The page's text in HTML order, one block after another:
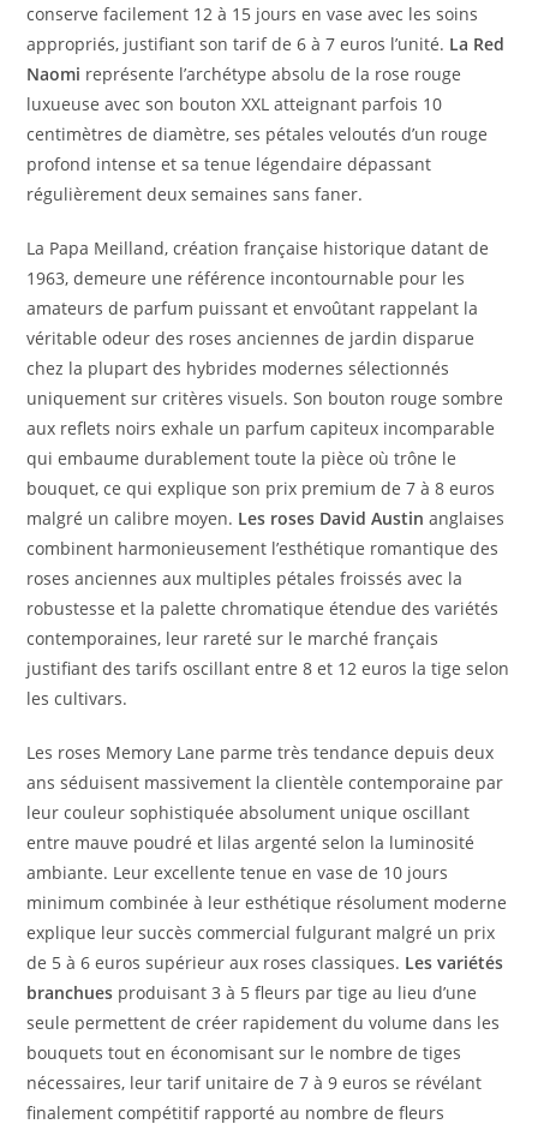
conserve facilement 12 à 15 jours en vase avec les soins
appropriés, justifiant son tarif de 6 à 7 euros l’unité. La Red
Naomi représente l’archétype absolu de la rose rouge
luxueuse avec son bouton XXL atteignant parfois 10
centimètres de diamètre, ses pétales veloutés d’un rouge
profond intense et sa tenue légendaire dépassant
régulièrement deux semaines sans faner.
La Papa Meilland, création française historique datant de
1963, demeure une référence incontournable pour les
amateurs de parfum puissant et envoûtant rappelant la
véritable odeur des roses anciennes de jardin disparue
chez la plupart des hybrides modernes sélectionnés
uniquement sur critères visuels. Son bouton rouge sombre
aux reflets noirs exhale un parfum capiteux incomparable
qui embaume durablement toute la pièce où trône le
bouquet, ce qui explique son prix premium de 7 à 8 euros
malgré un calibre moyen. Les roses David Austin anglaises
combinent harmonieusement l’esthétique romantique des
roses anciennes aux multiples pétales froissés avec la
robustesse et la palette chromatique étendue des variétés
contemporaines, leur rareté sur le marché français
justifiant des tarifs oscillant entre 8 et 12 euros la tige selon
les cultivars.
Les roses Memory Lane parme très tendance depuis deux
ans séduisent massivement la clientèle contemporaine par
leur couleur sophistiquée absolument unique oscillant
entre mauve poudré et lilas argenté selon la luminosité
ambiante. Leur excellente tenue en vase de 10 jours
minimum combinée à leur esthétique résolument moderne
explique leur succès commercial fulgurant malgré un prix
de 5 à 6 euros supérieur aux roses classiques. Les variétés
branchues produisant 3 à 5 fleurs par tige au lieu d’une
seule permettent de créer rapidement du volume dans les
bouquets tout en économisant sur le nombre de tiges
nécessaires, leur tarif unitaire de 7 à 9 euros se révélant
finalement compétitif rapporté au nombre de fleurs